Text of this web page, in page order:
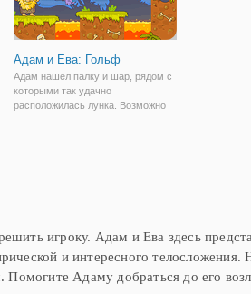
Адам и Ева: Гольф
Адам нашел палку и шар, рядом с
которыми так удачно
расположилась лунка. Возможно
игроку. Адам и Ева здесь
и интересного телосложения.
Адаму добраться до его